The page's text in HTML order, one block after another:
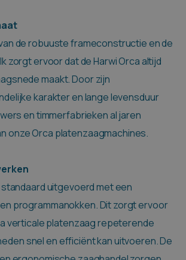
de robuuste frameconstructie en de
zorgt ervoor dat de Harwi Orca altijd
maakt. Door zijn
karakter en lange levensduur
en timmerfabrieken al jaren
onze Orca platenzaagmachines.
standaard uitgevoerd met een
programmanokken. Dit zorgt ervoor
verticale platenzaag repeterende
snel en efficiënt kan uitvoeren. De